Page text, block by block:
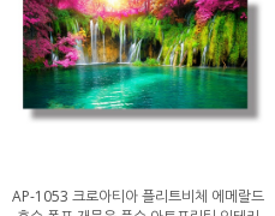
AP-1053 크로아티아 플리트비체 에메랄드